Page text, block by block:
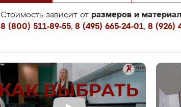
Стоимость зависит от размеров и
8 (800) 511-89-55, 8 (495) 665-24-01, 8 (926)